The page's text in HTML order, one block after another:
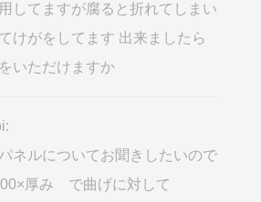
してますが腐ると折れてしまい
けがをしてます 出来ましたら
いただけますか
ネルについてお聞きしたいので
厚み で曲げに対して